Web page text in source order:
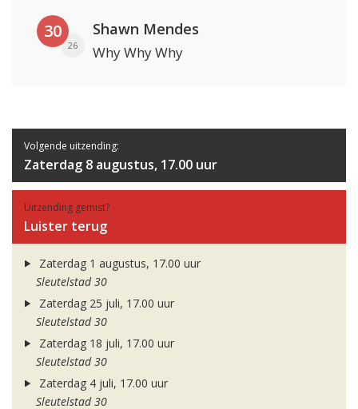
30
26
Shawn Mendes
Why Why Why
Volgende uitzending:
Zaterdag 8 augustus, 17.00 uur
Uitzending gemist?
Luister terug
Zaterdag 1 augustus, 17.00 uur
Sleutelstad 30
Zaterdag 25 juli, 17.00 uur
Sleutelstad 30
Zaterdag 18 juli, 17.00 uur
Sleutelstad 30
Zaterdag 4 juli, 17.00 uur
Sleutelstad 30